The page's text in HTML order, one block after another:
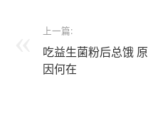
上一篇:
吃益生菌粉后总饿 原
因何在